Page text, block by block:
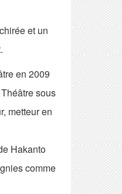
et un
en 2009
sous
metteur en
Hakanto
comme